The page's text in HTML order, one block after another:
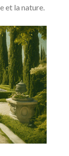
et la nature.